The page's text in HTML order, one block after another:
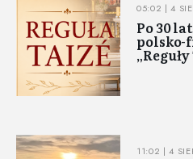
05:02 | 4
Po 30
polsko-
11:02 | 4